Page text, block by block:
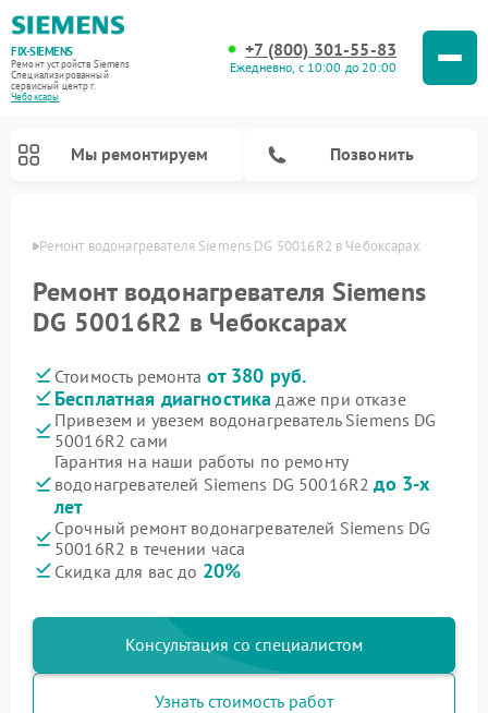
FIX-SIEMENS
Ремонт устройств Siemens
Специализированный
cервисный центр г.
Чебоксары
+7 (800) 301-55-83
Ежедневно, с 10:00 до 20:00
Мы ремонтируем Позвонить
Ремонт водонагревателя Siemens DG 50016R2 в Чебоксарах
Ремонт водонагревателя Siemens
DG 50016R2 в Чебоксарах
Стоимость ремонта от 380 руб.
Бесплатная диагностика даже при отказе
Привезем и увезем водонагреватель Siemens DG
50016R2 сами
Гарантия на наши работы по ремонту
водонагревателей Siemens DG 50016R2до 3-х
лет
Срочный ремонт водонагревателей Siemens DG
50016R2 в течении часа
Скидка для вас до 20%
Консультация со специалистом
Узнать стоимость работ